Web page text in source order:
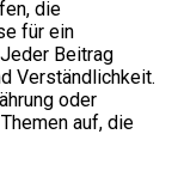
die
für ein
Beitrag
Verständlichkeit.
oder
auf, die